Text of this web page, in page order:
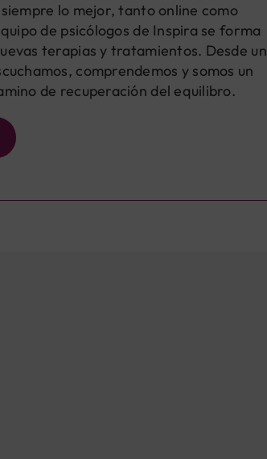
lo mejor, tanto online como
de psicólogos de Inspira se forma
terapias y tratamientos. Desde un
comprendemos y somos un
de recuperación del equilibro.